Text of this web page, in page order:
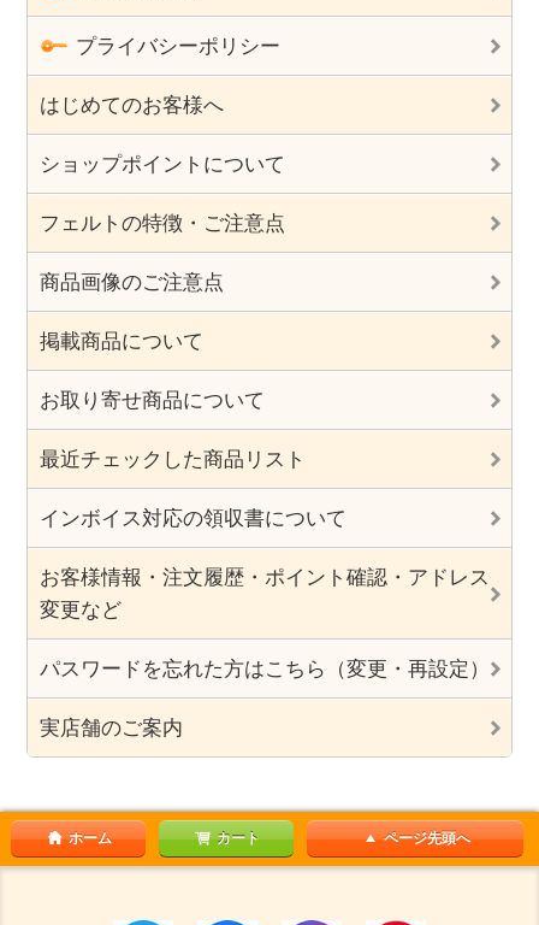
プライバシーポリシー
はじめてのお客様へ
ショップポイントについて
フェルトの特徴・ご注意点
商品画像のご注意点
掲載商品について
お取り寄せ商品について
最近チェックした商品リスト
インボイス対応の領収書について
お客様情報・注文履歴・ポイント確認・アドレス
変更など
パスワードを忘れた方はこちら（変更・再設定）
実店舗のご案内
ホーム カート ページ先頭へ